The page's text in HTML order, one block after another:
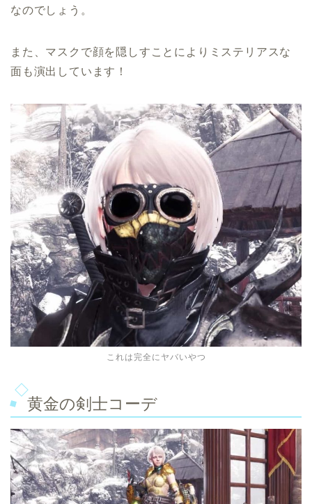
なのでしょう。
また、マスクで顔を隠しすことによりミステリアスな
面も演出しています！
これは完全にヤバいやつ
黄金の剣士コーデ